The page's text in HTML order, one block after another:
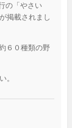
の「やさい
掲載されまし
６０種類の野
。